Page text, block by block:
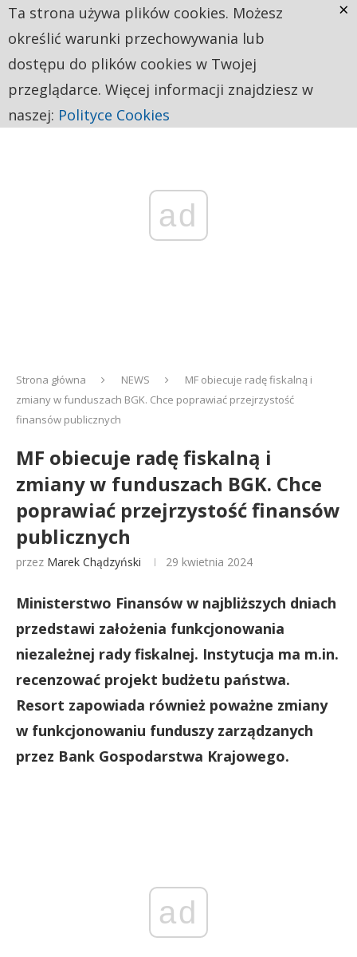
ad
Strona główna NEWS
MF obiecuje radę fiskalną i
zmiany w funduszach BGK. Chce poprawiać przejrzystość
finansów publicznych
MF obiecuje radę fiskalną i
zmiany w funduszach BGK. Chce
poprawiać przejrzystość finansów
publicznych
przez Marek Chądzyński 29 kwietnia 2024
Ministerstwo Finansów w najbliższych dniach
przedstawi założenia funkcjonowania
niezależnej rady fiskalnej. Instytucja ma m.in.
recenzować projekt budżetu państwa.
Resort zapowiada również poważne zmiany
w funkcjonowaniu funduszy zarządzanych
przez Bank Gospodarstwa Krajowego.
ad
Ta strona używa plików cookies. Możesz
określić warunki przechowywania lub
dostępu do plików cookies w Twojej
przeglądarce. Więcej informacji znajdziesz w
naszej: Polityce Cookies
×